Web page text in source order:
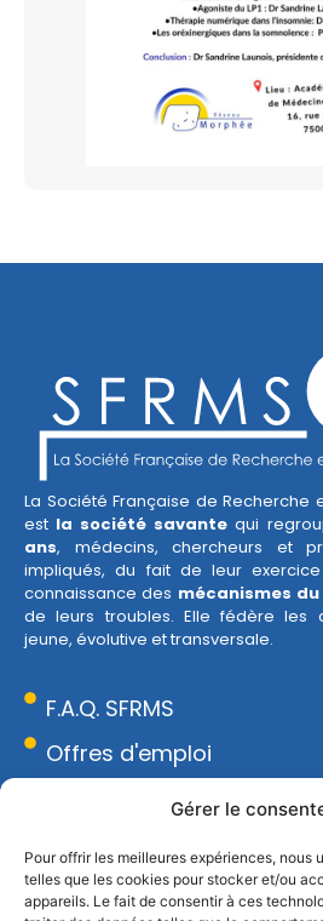
Gérer le
Pour offrir les meilleures expériences, nous
telles que les cookies pour stocker et/ou
appareils. Le fait de consentir à ces
La Société Française de Recherche
est la société savante qui
ans, médecins, chercheurs et
impliqués, du fait de leur
connaissance des mécanismes
de leurs troubles. Elle fédère les
jeune, évolutive et transversale.
F.A.Q. SFRMS
Offres d'emploi
Espace presse
CONTACT